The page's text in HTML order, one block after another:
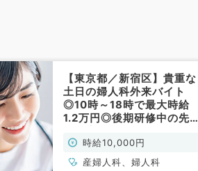
【東京都／新宿区】貴重な
土日の婦人科外来バイト
◎10時～18時で最大時給
1.2万円◎後期研修中の先生
人科／非常勤）
時給10,000円
産婦人科、婦人科